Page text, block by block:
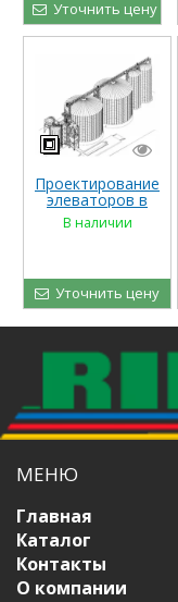
Уточнить цену
Проектирование
элеваторов в
Украине
В наличии
Уточнить цену
МЕНЮ
Главная
Каталог
Контакты
О компании